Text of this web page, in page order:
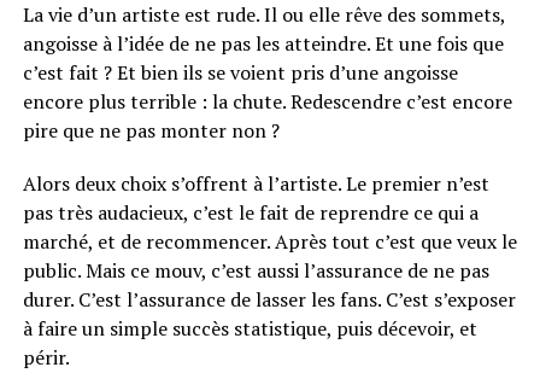
La vie d’un artiste est rude. Il ou elle rêve des sommets,
angoisse à l’idée de ne pas les atteindre. Et une fois que
c’est fait ? Et bien ils se voient pris d’une angoisse
encore plus terrible : la chute. Redescendre c’est encore
pire que ne pas monter non ?
Alors deux choix s’offrent à l’artiste. Le premier n’est
pas très audacieux, c’est le fait de reprendre ce qui a
marché, et de recommencer. Après tout c’est que veux le
public. Mais ce mouv, c’est aussi l’assurance de ne pas
durer. C’est l’assurance de lasser les fans. C’est s’exposer
à faire un simple succès statistique, puis décevoir, et
périr.